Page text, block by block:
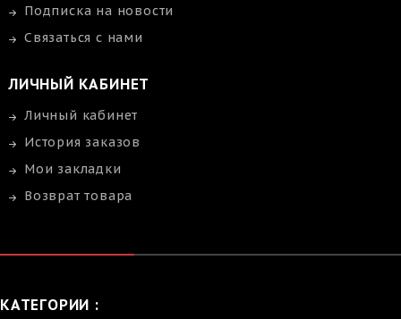
Подписка на новости
Связаться с нами
ЛИЧНЫЙ КАБИНЕТ
Личный кабинет
История заказов
Мои закладки
Возврат товара
КАТЕГОРИИ :